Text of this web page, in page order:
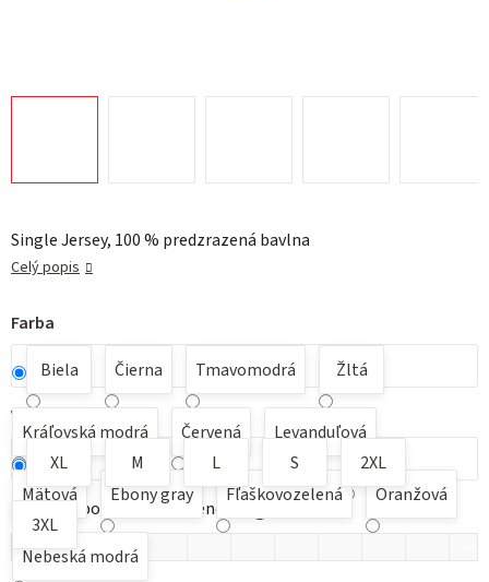
Single Jersey, 100 % predzrazená bavlna
Celý popis
Farba
Biela
Čierna Tmavomodrá Žltá
Kráľovská modrá Červená Levanduľová
Mätová Ebony gray Fľaškovozelená Oranžová
Nebeská modrá
Veľkosť
XL
M L S 2XL
3XL
Možnosť potlače pre nacenenie